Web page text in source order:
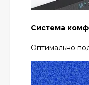
Система
Оптимально